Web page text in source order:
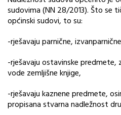
sudovima (NN 28/2013). Što se
općinski sudovi, to su:
-rješavaju parnične,
-rješavaju ostavinske predmete,
vode zemljišne knjige,
-rješavaju kaznene predmete,
propisana stvarna nadležnost